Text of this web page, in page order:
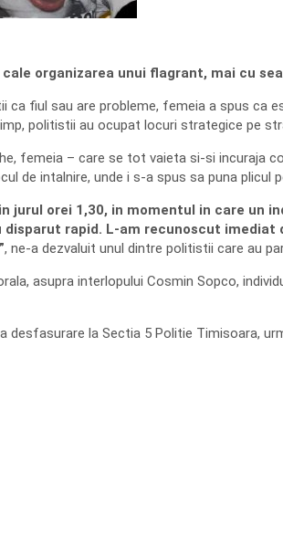
organizarea unui flagrant, mai cu
ca fiul sau are probleme, femeia a spus ca
politistii au ocupat locuri strategice pe
femeia – care se tot vaieta si-si incuraja
de intalnire, unde i s-a spus sa puna plicul
jurul orei 1,30, in momentul in care un
disparut rapid. L-am recunoscut imediat
, ne-a dezvaluit unul dintre politistii care au
asupra interlopului Cosmin Sopco,
desfasurare la Sectia 5 Politie Timisoara,